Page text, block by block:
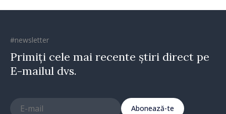
#newsletter
Primiți cele mai recente știri direct pe
E-mailul dvs.
Abonează-te